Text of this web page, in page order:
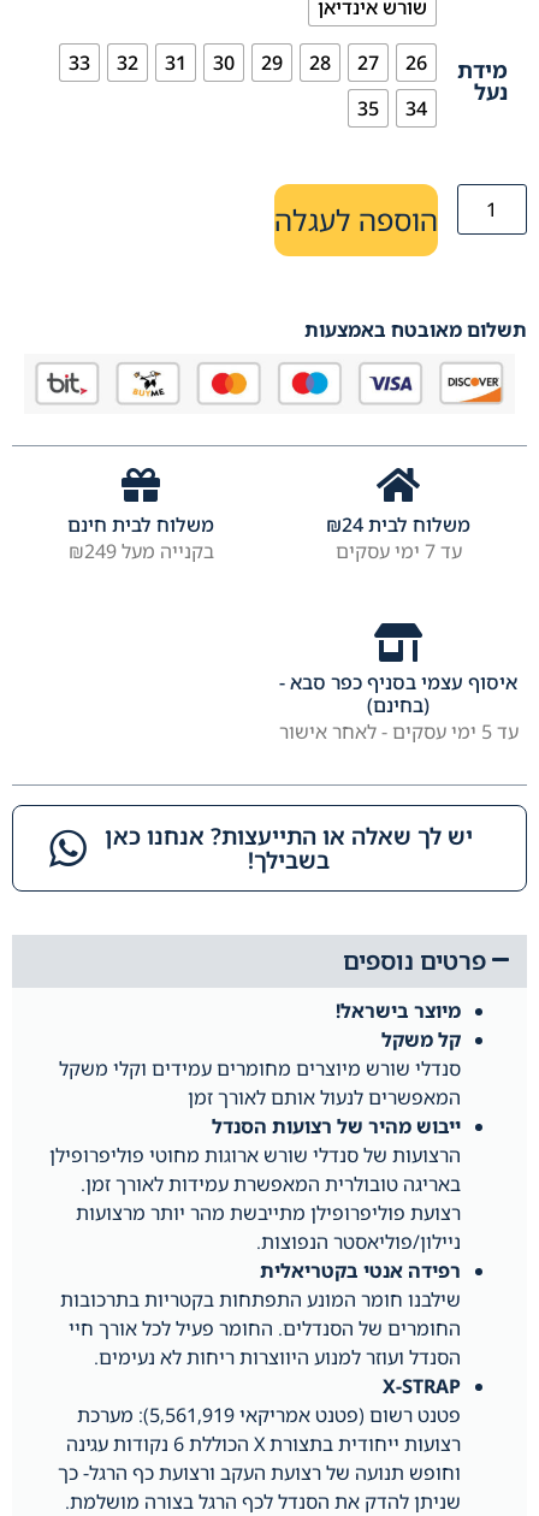
פרטים נוספים
מיוצר בישראל!
קל משקל
סנדלי שורש מיוצרים מחומרים עמידים וקלי משקל
המאפשרים לנעול אותם לאורך זמן
ייבוש מהיר של רצועות הסנדל
הרצועות של סנדלי שורש ארוגות מחוטי פוליפרופילן
באריגה טובולרית המאפשרת עמידות לאורך זמן.
רצועת פוליפרופילן מתייבשת מהר יותר מרצועות
ניילון/פוליאסטר הנפוצות.
רפידה אנטי בקטריאלית
שילבנו חומר המונע התפתחות בקטריות בתרכובות
החומרים של הסנדלים. החומר פעיל לכל אורך חיי
הסנדל ועוזר למנוע היווצרות ריחות לא נעימים.
X-STRAP
פטנט רשום (פטנט אמריקאי 5,561,919): מערכת
רצועות ייחודית בתצורת X הכוללת 6 נקודות עגינה
וחופש תנועה של רצועת העקב ורצועת כף הרגל- כך
שניתן להדק את הסנדל לכף הרגל בצורה מושלמת.
שורש אינדיאן
מידת
נעל
26
27
28
29
30
31
32
33
34
35
הוספה לעגלה
תשלום מאובטח באמצעות
משלוח לבית ₪24
עד 7 ימי עסקים
משלוח לבית חינם
בקנייה מעל ₪249
איסוף עצמי בסניף כפר סבא -
(בחינם)
עד 5 ימי עסקים - לאחר אישור
יש לך שאלה או התייעצות? אנחנו כאן
בשבילך!​